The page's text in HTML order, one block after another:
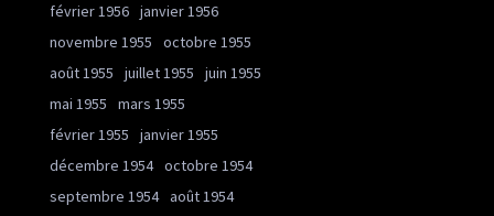
février 1956 janvier 1956
novembre 1955
octobre 1955
août 1955
juillet 1955
juin 1955
mai 1955
mars 1955
février 1955
janvier 1955
décembre 1954 octobre 1954
septembre 1954 août 1954